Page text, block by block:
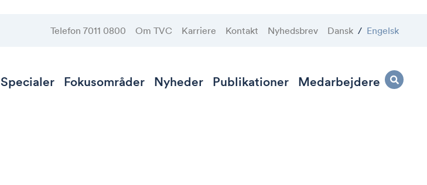
Telefon 7011 0800 Om TVC Karriere Kontakt Nyhedsbrev Dansk / Engelsk
Specialer Fokusområder Nyheder Publikationer Medarbejdere